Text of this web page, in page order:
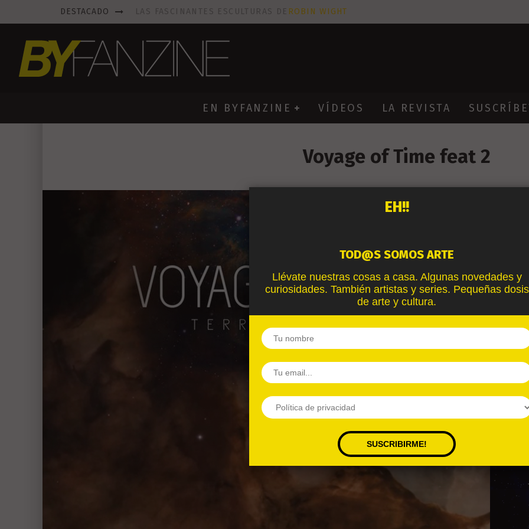
DESTACADO LAS FASCINANTES ESCULTURAS DE ROBIN WIGHT
PRISCILLA FOIS MISSK
EN BYFANZINE VÍDEOS LA REVISTA
Voyage of Time feat 2
EH!!
TOD@S SOMOS ARTE
Llévate nuestras cosas a casa. Algunas novedades y
curiosidades. También artistas y series. Pequeñas dosis
de arte y cultura.